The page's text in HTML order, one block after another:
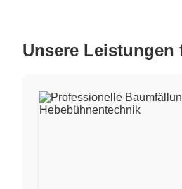
Unsere Leistungen